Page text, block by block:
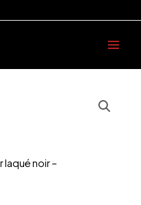
noir –